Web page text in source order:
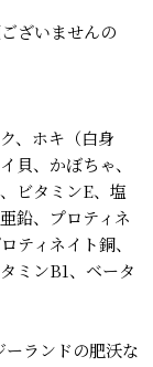
ざいませんの
、ホキ（白身
貝、かぼちゃ、
ビタミンE、塩
鉛、プロティネ
ティネイト銅、
ミンB1、ベータ
ランドの肥沃な